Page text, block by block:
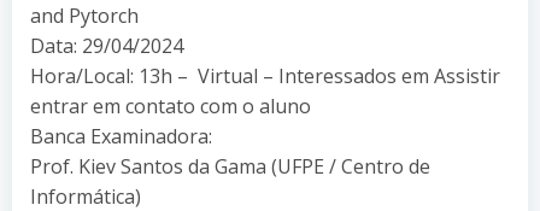
and Pytorch
Data: 29/04/2024
Hora/Local: 13h – Virtual – Interessados em Assistir
entrar em contato com o aluno
Banca Examinadora:
Prof. Kiev Santos da Gama (UFPE / Centro de
Informática)